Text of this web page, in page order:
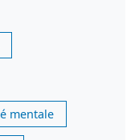
mentale